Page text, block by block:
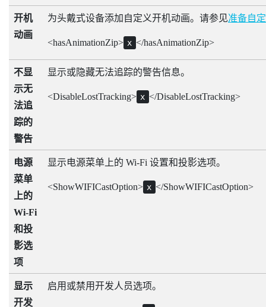
开机
动画
为头戴式设备添加自定义开机动画。请参见准备自
<hasAnimationZip> x </hasAnimationZip>
不显
示无
法追
踪的
警告
显示或隐藏无法追踪的警告信息。
<DisableLostTracking> x </DisableLostTracking>
电源
菜单
上的
Wi-Fi
和投
影选
项
显示电源菜单上的 Wi-Fi 设置和投影选项。
<ShowWIFICastOption> x </ShowWIFICastOption>
显示
开发
启用或禁用开发人员选项。